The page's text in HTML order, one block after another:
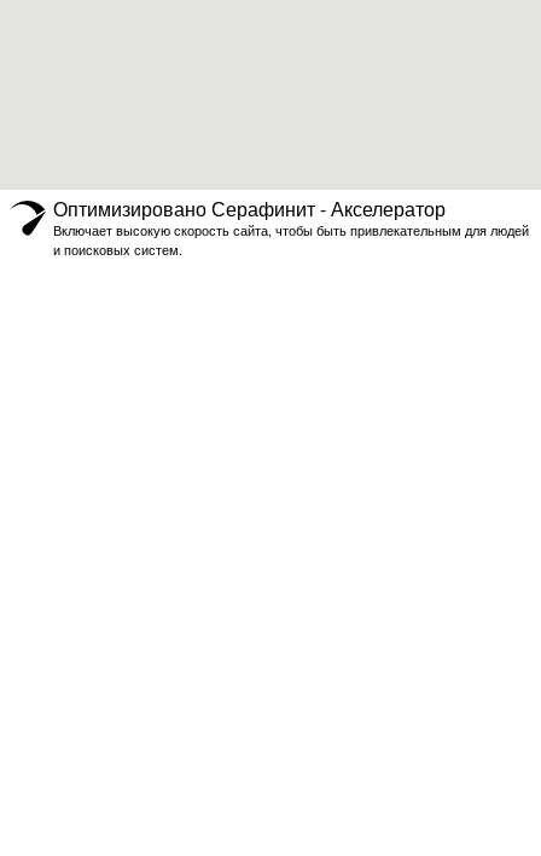
Оптимизировано Серафинит - Акселератор
Включает высокую скорость сайта, чтобы быть привлекательным для людей
и поисковых систем.